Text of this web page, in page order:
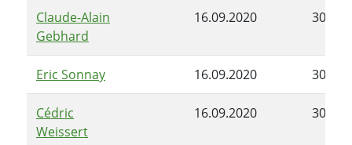
Claude-Alain
Gebhard
16.09.2020
Eric Sonnay 16.09.2020
Cédric
Weissert
16.09.2020